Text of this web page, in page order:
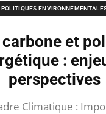
POLITIQUES
et
:
perspectives
Climatique :